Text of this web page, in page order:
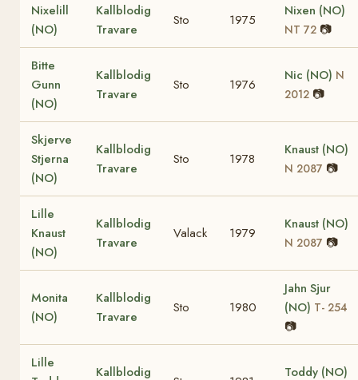
Nixelill
(NO)
Kallblodig
Travare
Sto 1975
Nixen (NO)
NT 72 📷
Bitte
Gunn
(NO)
Kallblodig
Travare
Sto 1976
Nic (NO) N
2012 📷
Skjerve
Stjerna
(NO)
Kallblodig
Travare
Sto 1978
Knaust (NO)
N 2087 📷
Lille
Knaust
(NO)
Kallblodig
Travare
Valack 1979
Knaust (NO)
N 2087 📷
Monita
(NO)
Kallblodig
Travare
Sto 1980
Jahn Sjur
(NO) T- 254
📷
Lille
Kallblodig Toddy (NO)